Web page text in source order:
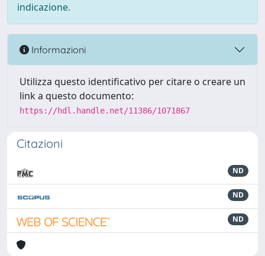
indicazione.
Informazioni
Utilizza questo identificativo per citare o creare un
link a questo documento:
https://hdl.handle.net/11386/1071867
Citazioni
ND
ND
ND